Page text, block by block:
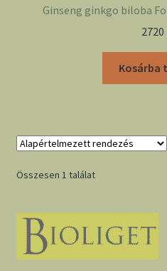
Ginseng ginkgo biloba
2720
Kosárba
Összesen 1 találat